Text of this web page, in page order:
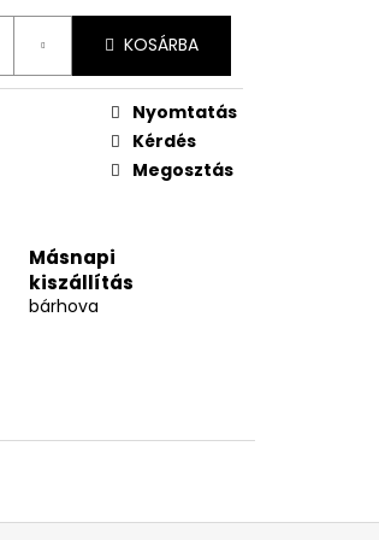
KOSÁRBA
Nyomtatás
Kérdés
Megosztás
Másnapi
kiszállítás
bárhova